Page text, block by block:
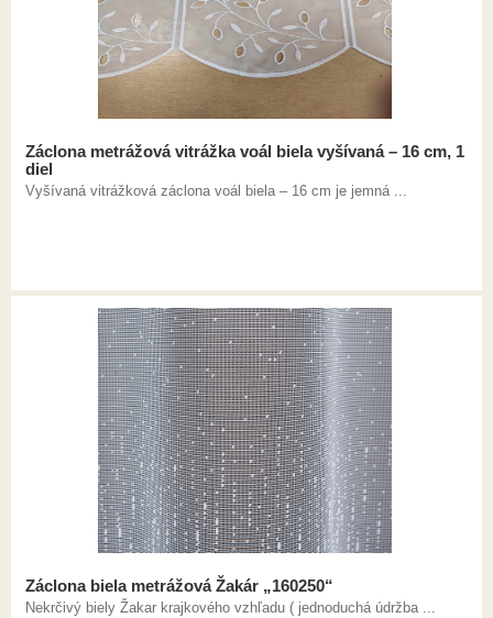
Záclona metrážová vitrážka voál biela vyšívaná – 16 cm, 1
diel
Vyšívaná vitrážková záclona voál biela – 16 cm je jemná ...
Záclona biela metrážová Žakár „160250“
Nekrčivý biely Žakar krajkového vzhľadu ( jednoduchá údržba ...